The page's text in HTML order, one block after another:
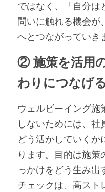
ではなく、「自分は
問いに触れる機会が
へとつながっていき
② 施策を活用
わりにつなげる
ウェルビーイング施
しないためには、社
どう活かしていくか
ります。目的は施策
っかけをどう生み出
チェックは、高スト